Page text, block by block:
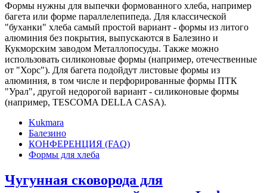
Формы нужны для выпечки формованного хлеба, например
багета или форме параллелепипеда. Для классической
"буханки" хлеба самый простой вариант - формы из литого
алюминия без покрытия, выпускаются в Балезино и
Кукморским заводом Металлопосуды. Также можно
использовать силиконовые формы (например, отечественные
от "Хорс"). Для багета подойдут листовые формы из
алюминия, в том числе и перфорированные формы ПТК
"Урал", другой недорогой вариант - силиконовые формы
(например, TESCOMA DELLA CASA).
Kukmara
Балезино
КОНФЕРЕНЦИЯ (FAQ)
Формы для хлеба
Чугунная сковорода для